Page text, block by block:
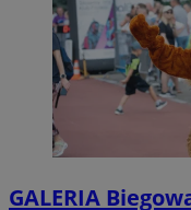
GALERIA